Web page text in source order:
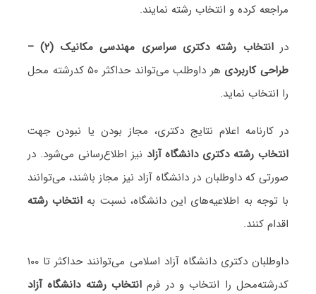
مراجعه کرده و انتخاب رشته نمایند.
در
انتخاب رشته دکتری سراسری مهندسی مکانیک (۲) –
طراحی کاربردی
هر داوطلب می‌تواند حداکثر ۵۰ کدرشته محل
را انتخاب نماید.
در کارنامه اعلام نتایج دکتری، مجاز بودن یا نبودن جهت
انتخاب رشته دکتری دانشگاه آزاد نیز اطلاع‌رسانی می‌شود. در
صورتی که داوطلبان در دانشگاه آزاد نیز مجاز باشند، می‌توانند
با توجه به اطلاعیه‌های این دانشگاه، نسبت به انتخاب رشته
اقدام کنند.
داوطلبان دکتری دانشگاه آزاد اسلامی می‌توانند حداکثر تا ۱۰۰
کدرشته‌محل را انتخاب و در فرم انتخاب رشته دانشگاه آزاد